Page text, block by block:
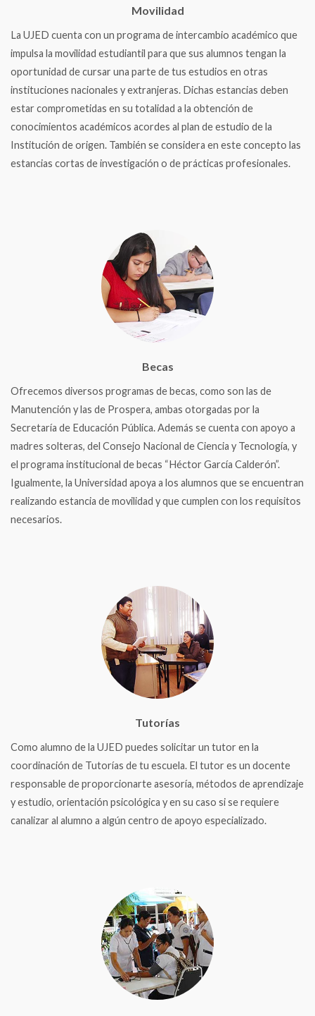
Movilidad
La UJED cuenta con un programa de intercambio académico que
impulsa la movilidad estudiantil para que sus alumnos tengan la
oportunidad de cursar una parte de tus estudios en otras
instituciones nacionales y extranjeras. Dichas estancias deben
estar comprometidas en su totalidad a la obtención de
conocimientos académicos acordes al plan de estudio de la
Institución de origen. También se considera en este concepto las
estancias cortas de investigación o de prácticas profesionales.
Becas
Ofrecemos diversos programas de becas, como son las de
Manutención y las de Prospera, ambas otorgadas por la
Secretaría de Educación Pública. Además se cuenta con apoyo a
madres solteras, del Consejo Nacional de Ciencia y Tecnología, y
el programa institucional de becas “Héctor García Calderón”.
Igualmente, la Universidad apoya a los alumnos que se encuentran
realizando estancia de movilidad y que cumplen con los requisitos
necesarios.
Tutorías
Como alumno de la UJED puedes solicitar un tutor en la
coordinación de Tutorías de tu escuela. El tutor es un docente
responsable de proporcionarte asesoría, métodos de aprendizaje
y estudio, orientación psicológica y en su caso si se requiere
canalizar al alumno a algún centro de apoyo especializado.